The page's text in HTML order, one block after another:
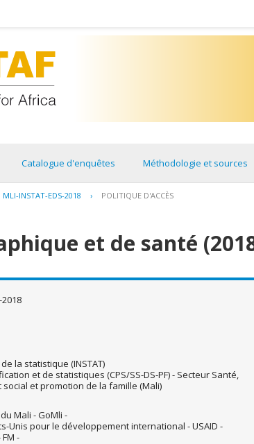
Catalogue d'enquêtes Méthodologie et sources
MLI-INSTAT-EDS-2018 › POLITIQUE D'ACCÈS
et de santé
2018
la statistique (INSTAT)
et de statistiques (CPS/SS-DS-PF) - Secteur Santé,
et promotion de la famille (Mali)
Mali - GoMli -
Unis pour le développement international - USAID -
-